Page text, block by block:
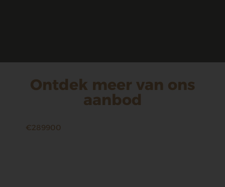
Ontdek meer van ons
aanbod
€289900